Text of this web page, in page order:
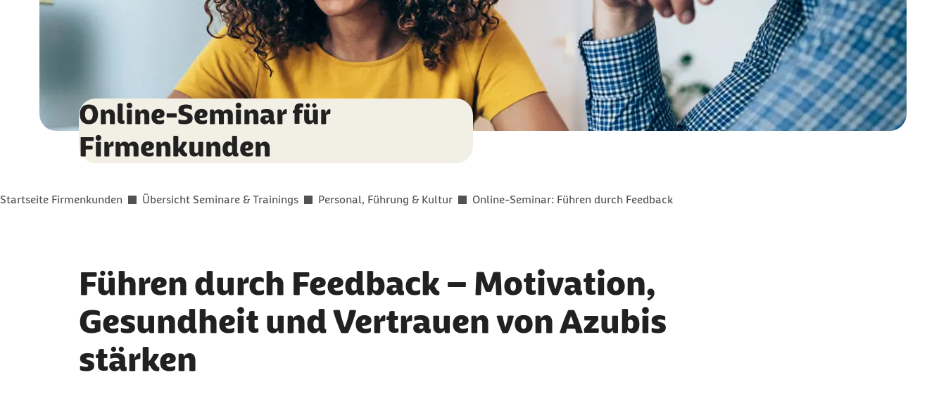
Online-Seminar für
Firmenkunden
Sie befinden sich hier:
Startseite Firmenkunden Übersicht Seminare & Trainings Personal, Führung & Kultur Online-Seminar: Führen durch Feedback
Führen durch Feedback – Motivation,
Gesundheit und Vertrauen von Azubis
stärken